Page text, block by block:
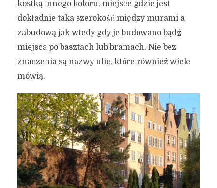
kostką innego koloru, miejsce gdzie jest
dokładnie taka szerokość między murami a
zabudową jak wtedy gdy je budowano bądź
miejsca po basztach lub bramach. Nie bez
znaczenia są nazwy ulic, które również wiele
mówią.